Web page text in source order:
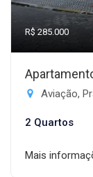
R$ 285.000
Aviação,
2 Quartos
Mais